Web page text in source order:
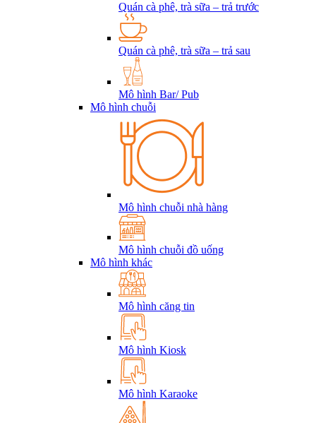
Quán cà phê, trà sữa – trả trước
Quán cà phê, trà sữa – trả sau
Mô hình Bar/ Pub
Mô hình chuỗi
Mô hình chuỗi nhà hàng
Mô hình chuỗi đồ uống
Mô hình khác
Mô hình căng tin
Mô hình Kiosk
Mô hình Karaoke